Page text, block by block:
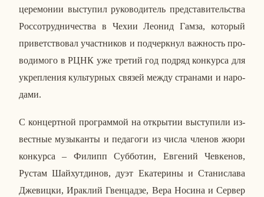
це­ре­мо­нии вы­сту­пил ру­ко­во­ди­тель пред­ста­ви­тель­ства
Рос­со­труд­ни­че­ства в Чехии Леонид Гамза, ко­то­рый
при­вет­ство­вал участ­ни­ков и под­черк­нул важ­ность про­
во­ди­мо­го в РЦНК уже третий год подряд кон­кур­са для
укреп­ле­ния куль­тур­ных связей между стра­на­ми и на­ро­
да­ми.
С кон­церт­ной про­грам­мой на от­кры­тии вы­сту­пи­ли из­
вест­ные му­зы­кан­ты и пе­да­го­ги из числа членов жюри
кон­кур­са – Филипп Суб­бо­тин, Ев­ге­ний Чев­ке­нов,
Рустам Шай­хут­ди­нов, дуэт Ека­те­ри­ны и Ста­ни­сла­ва
Дже­виц­ки, Ирак­лий Гвен­цад­зе, Вера Носина и Сервер